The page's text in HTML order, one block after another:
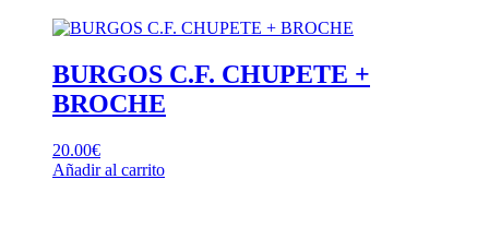
BURGOS C.F. CHUPETE +
BROCHE
20.00€
Añadir al carrito